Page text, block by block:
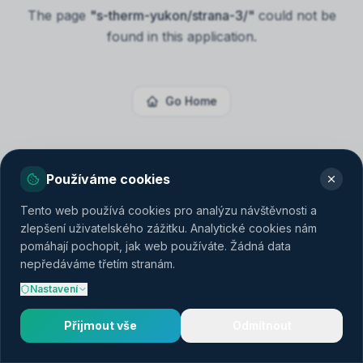
The page "s-therm-yukon/strana-3/"could not be
found in this application.
Go Home
Používáme cookies
Tento web používá cookies pro analýzu návštěvnosti a
zlepšení uživatelského zážitku. Analytické cookies nám
pomáhají pochopit, jak web používáte. Žádná data
nepředáváme třetím stranám.
Nastavení
Přijmout vše